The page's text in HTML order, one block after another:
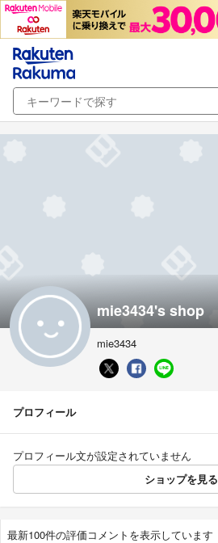
mie3434's shop
mie3434
プロフィール
プロフィール文が設定されていません
ショップを見る
最新100件の評価コメントを表示しています